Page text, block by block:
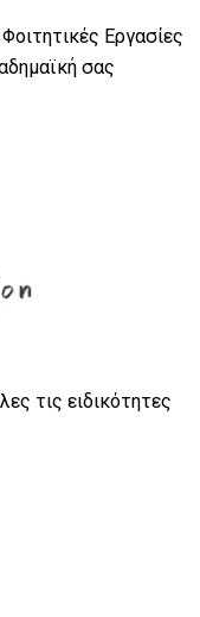
Εργασίες
σας
τις ειδικότητες